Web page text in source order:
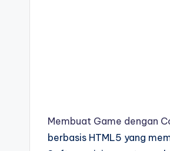
Membuat Game dengan
berbasis HTML5 yang